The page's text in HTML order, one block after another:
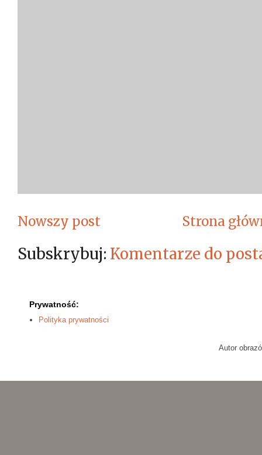
Nowszy post Strona
Subskrybuj: Komentarze do
Prywatność:
Polityka prywatności
Autor